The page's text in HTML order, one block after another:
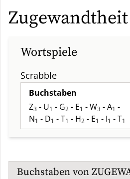
Zugewandtheit
Wortspiele
Scrabble
Buchstaben
Z3 - U1 - G2 - E1 - W3 - A1 -
N1 - D1 - T1 - H2 - E1 - I1 - T1
Buchstaben von